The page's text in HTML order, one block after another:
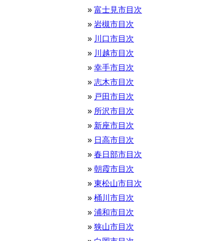
富士見市目次
岩槻市目次
川口市目次
川越市目次
幸手市目次
志木市目次
戸田市目次
所沢市目次
新座市目次
日高市目次
春日部市目次
朝霞市目次
東松山市目次
桶川市目次
浦和市目次
狭山市目次